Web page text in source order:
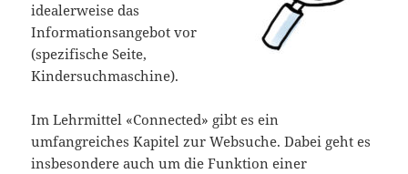
idealerweise das
Informationsangebot vor
(spezifische Seite,
Kindersuchmaschine).
Im Lehrmittel «Connected» gibt es ein
umfangreiches Kapitel zur Websuche. Dabei geht es
insbesondere auch um die Funktion einer